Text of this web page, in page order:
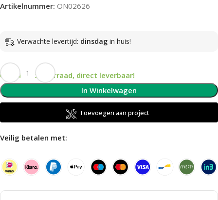
Artikelnummer: ON02626
Verwachte levertijd: dinsdag in huis!
Op voorraad, direct leverbaar!
In Winkelwagen
Toevoegen aan project
Veilig betalen met: